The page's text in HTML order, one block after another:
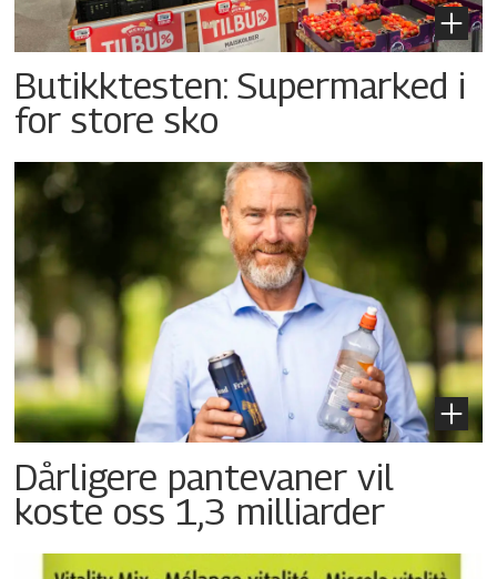
Butikktesten: Supermarked i
for store sko
Dårligere pantevaner vil
koste oss 1,3 milliarder